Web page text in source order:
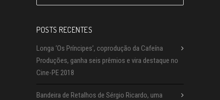
POSTS RECENTES
Longa ‘Os Príncipes’, coprodução da Cafeína
Produções, ganha seis prêmios e vira destaque no
Cine-PE 2018
Bandeira de Retalhos de Sérgio Ricardo, uma